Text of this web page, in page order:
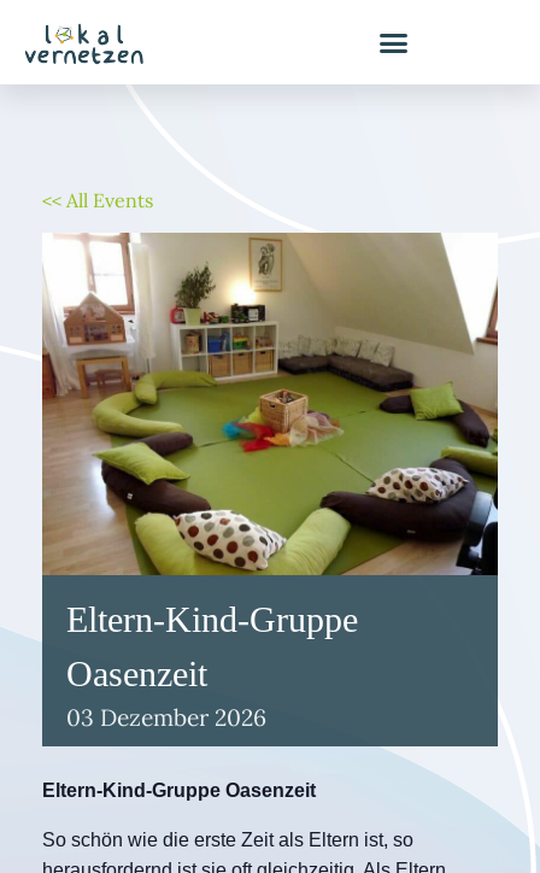
Inhalt
springen
<< All Events
Eltern-Kind-Gruppe
Oasenzeit
03 Dezember 2026
Eltern-Kind-Gruppe Oasenzeit
So schön wie die erste Zeit als Eltern ist, so